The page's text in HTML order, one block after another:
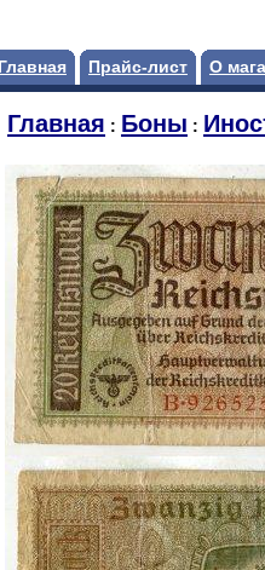
Главная Прайс-лист О
Главная : Боны :